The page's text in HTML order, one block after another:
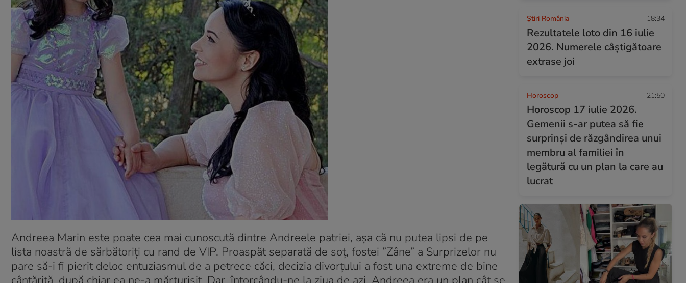
Andreea Marin este poate cea mai cunoscută dintre Andreele patriei, așa că nu putea lipsi de pe
lista noastră de sărbătoriți cu rand de VIP. Proaspăt separată de soț, fostei ”Zâne” a Surprizelor nu
pare să-i fi pierit deloc entuziasmul de a petrece căci, decizia divorțului a fost una extreme de bine
Știri România 18:34
Rezultatele loto din 16 iulie
2026. Numerele câștigătoare
extrase joi
Horoscop 21:50
Horoscop 17 iulie 2026.
Gemenii s-ar putea să fie
surprinși de răzgândirea unui
membru al familiei în
legătură cu un plan la care au
lucrat